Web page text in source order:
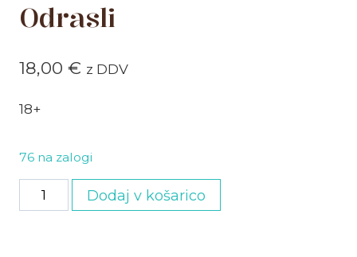
Odrasli
18,00 € z DDV
18+
76 na zalogi
Odrasli
količina
Dodaj v košarico